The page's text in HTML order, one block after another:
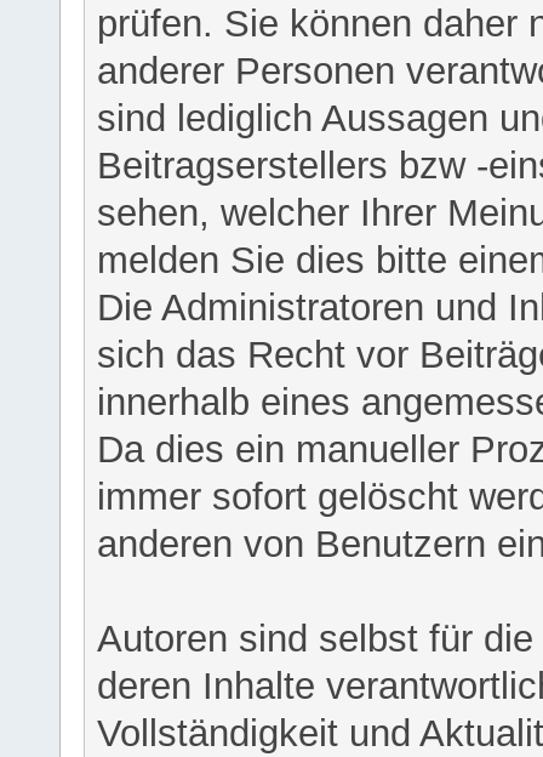
prüfen. Sie können daher
anderer Personen
sind lediglich Aussagen
Beitragserstellers bzw -
sehen, welcher Ihrer
melden Sie dies bitte
Die Administratoren und
sich das Recht vor
innerhalb eines
Da dies ein manueller
immer sofort gelöscht
anderen von Benutzern
Autoren sind selbst für
deren Inhalte
Vollständigkeit und